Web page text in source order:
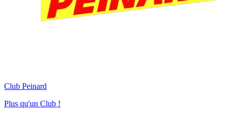
Club Peinard
Plus qu'un Club !